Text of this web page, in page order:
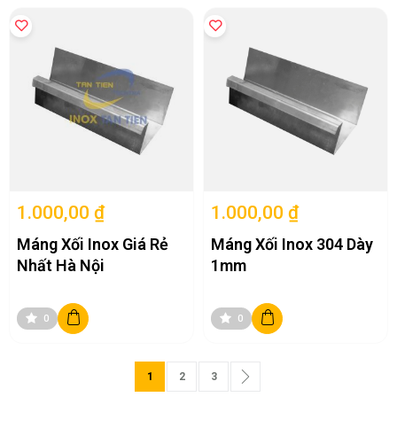
1.000,00 ₫
Máng Xối Inox Giá Rẻ
Nhất Hà Nội
0
1.000,00 ₫
Máng Xối Inox 304 Dày
1mm
0
Bạn đang đọc trang
1 Trang
2 Trang
3